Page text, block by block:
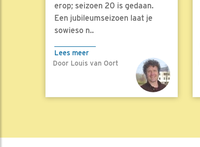
erop; seizoen 20 is gedaan.
Een jubileumseizoen laat je
sowieso n..
Lees meer
Door Louis van Oort